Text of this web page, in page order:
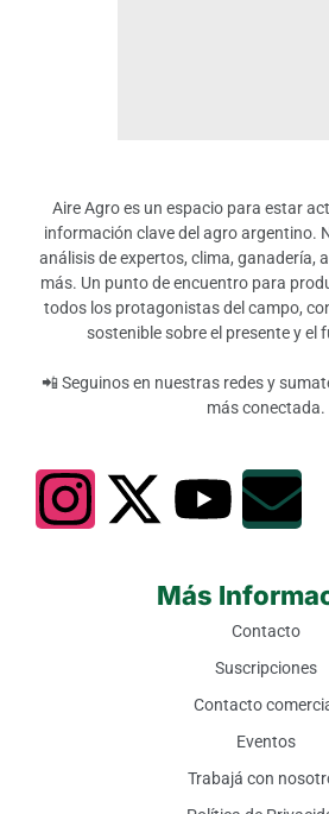
Aire Agro es un espacio para estar
información clave del agro argentino.
análisis de expertos, clima, ganadería,
más. Un punto de encuentro para
todos los protagonistas del campo,
sostenible sobre el presente y el
📲 Seguinos en nuestras redes y
más conectada.
Más
Contacto
Suscripciones
Contacto
Eventos
Trabajá con